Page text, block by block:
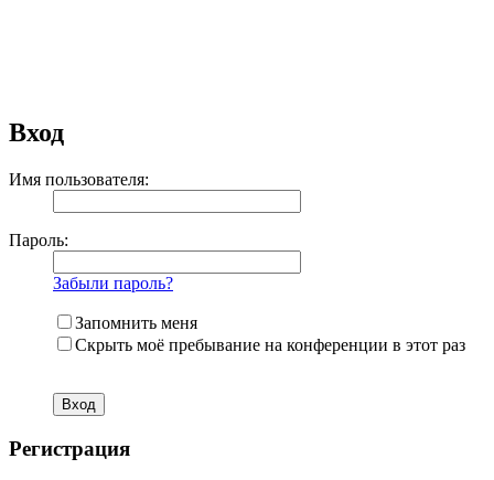
Вход
Имя пользователя:
Пароль:
Забыли пароль?
Запомнить меня
Скрыть моё пребывание на конференции в этот раз
Регистрация